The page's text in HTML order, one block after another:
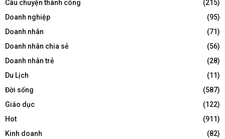
Câu chuyện thành công
(215)
Doanh nghiệp
(95)
Doanh nhân
(71)
Doanh nhân chia sẻ
(56)
Doanh nhân trẻ
(28)
Du Lịch
(11)
Đời sống
(587)
Giáo dục
(122)
Hot
(911)
Kinh doanh
(82)